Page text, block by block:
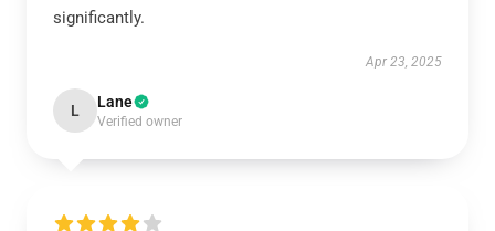
significantly.
Apr 23, 2025
L Lane
Verified owner